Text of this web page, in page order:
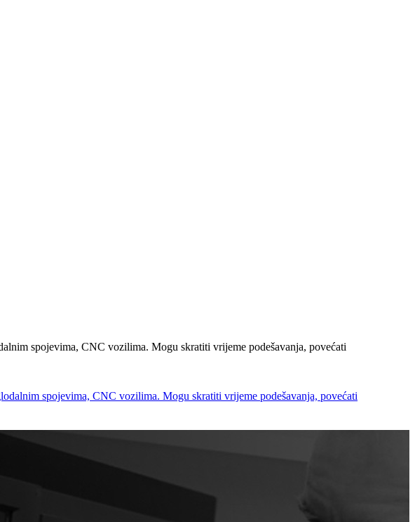
spojevima, CNC vozilima. Mogu skratiti vrijeme podešavanja, povećati